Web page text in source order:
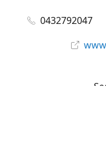
0432792047